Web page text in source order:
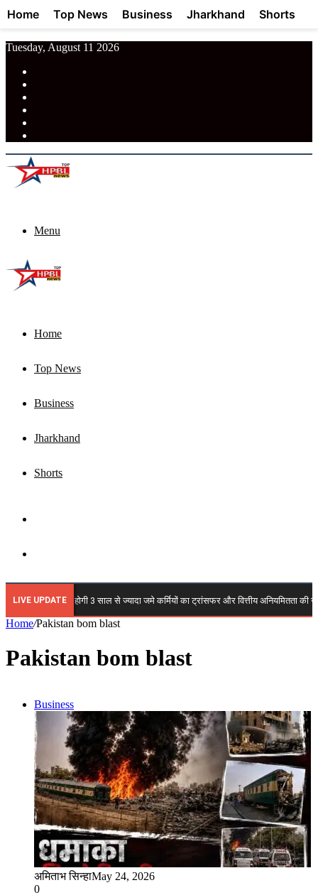
Tuesday, August 11 2026
Menu
Home
Top News
Business
Jharkhand
Shorts
for
LIVE UPDATE
🔴 JSLPS में कब होगी 3 साल से ज्यादा जमे कर्मियों का ट्रांसफर और वित्तीय अनियमितता की
Home/Pakistan bom blast
Pakistan bom blast
Business
अमिताभ सिन्हाMay 24, 2026
0
Home Top News Business Jharkhand Shorts